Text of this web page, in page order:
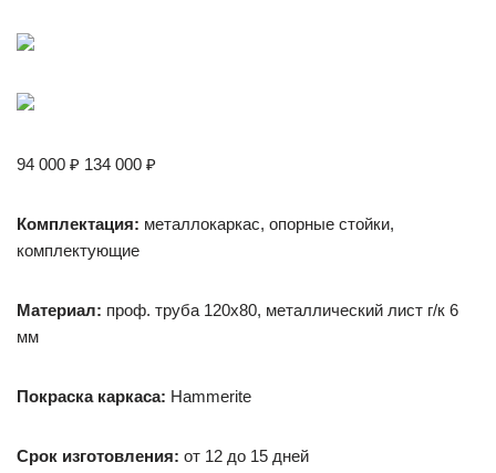
94 000 ₽ 134 000 ₽
Комплектация: металлокаркас, опорные стойки,
комплектующие
Материал: проф. труба 120х80, металлический лист г/к 6
мм
Покраска каркаса: Hammerite
Срок изготовления: от 12 до 15 дней